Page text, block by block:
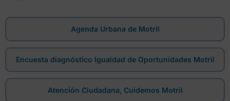
Agenda Urbana de Motril
Encuesta diagnóstico Igualdad de Oportunidades Motril
Atención Ciudadana, Cuidemos Motril